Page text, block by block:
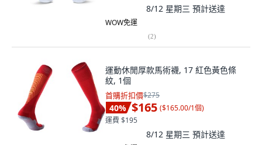
8/12 星期三 預計送達
WOW免運
(2)
運動休閒厚款馬術襪, 17 紅色黃色條
紋, 1個
首購折扣價$275
40% $165 ($165.00/1個)
運費 $195
8/12 星期三 預計送達